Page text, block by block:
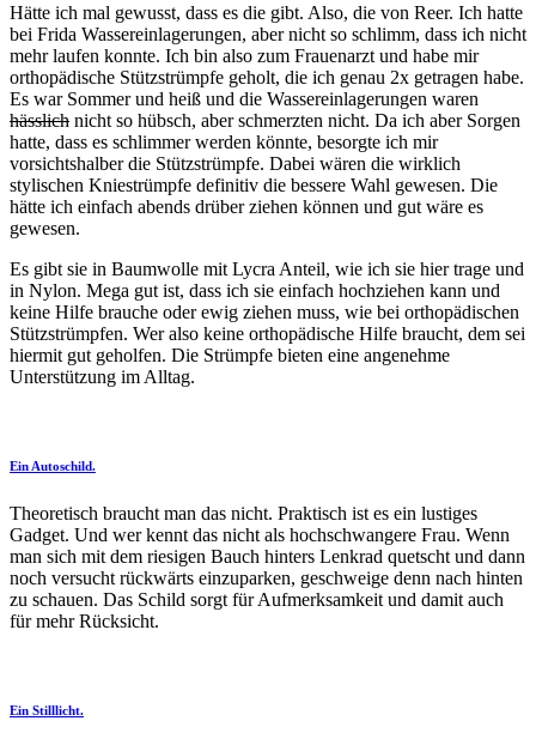
Hätte ich mal gewusst, dass es die gibt. Also, die von Reer. Ich hatte
bei Frida Wassereinlagerungen, aber nicht so schlimm, dass ich nicht
mehr laufen konnte. Ich bin also zum Frauenarzt und habe mir
orthopädische Stützstrümpfe geholt, die ich genau 2x getragen habe.
Es war Sommer und heiß und die Wassereinlagerungen waren
hässlich nicht so hübsch, aber schmerzten nicht. Da ich aber Sorgen
hatte, dass es schlimmer werden könnte, besorgte ich mir
vorsichtshalber die Stützstrümpfe. Dabei wären die wirklich
stylischen Kniestrümpfe definitiv die bessere Wahl gewesen. Die
hätte ich einfach abends drüber ziehen können und gut wäre es
gewesen.
Es gibt sie in Baumwolle mit Lycra Anteil, wie ich sie hier trage und
in Nylon. Mega gut ist, dass ich sie einfach hochziehen kann und
keine Hilfe brauche oder ewig ziehen muss, wie bei orthopädischen
Stützstrümpfen. Wer also keine orthopädische Hilfe braucht, dem sei
hiermit gut geholfen. Die Strümpfe bieten eine angenehme
Unterstützung im Alltag.
Ein Autoschild.
Theoretisch braucht man das nicht. Praktisch ist es ein lustiges
Gadget. Und wer kennt das nicht als hochschwangere Frau. Wenn
man sich mit dem riesigen Bauch hinters Lenkrad quetscht und dann
noch versucht rückwärts einzuparken, geschweige denn nach hinten
zu schauen. Das Schild sorgt für Aufmerksamkeit und damit auch
für mehr Rücksicht.
Ein Stilllicht.